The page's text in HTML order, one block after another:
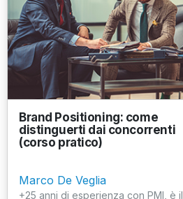
Brand Positioning: come
distinguerti dai concorrenti
(corso pratico)
Marco De Veglia
+25 anni di esperienza con PMI, è il